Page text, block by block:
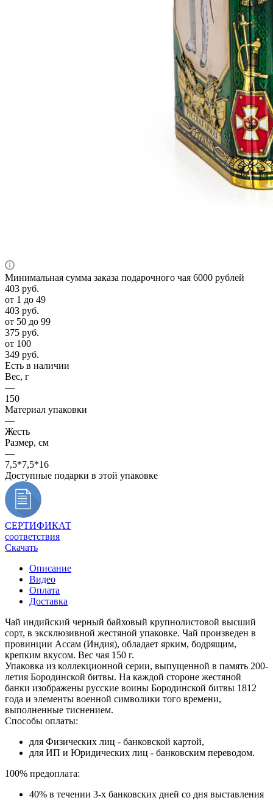
Минимальная сумма заказа подарочного чая 6000 рублей
403 руб.
от 1 до 49
403 руб.
от 50 до 99
375 руб.
от 100
349 руб.
Есть в наличии
Вес, г
—
150
Материал упаковки
—
Жесть
Размер, см
—
7,5*7,5*16
Доступные подарки в этой упаковке
СЕРТИФИКАТ
соответствия
Скачать
Описание
Видео
Оплата
Доставка
Чай индийский черный байховый крупнолистовой высший
сорт, в эксклюзивной жестяной упаковке. Чай произведен в
провинции Ассам (Индия), обладает ярким, бодрящим,
крепким вкусом. Вес чая 150 г.
Упаковка из коллекционной серии, выпущенной в память 200-
летия Бородинской битвы. На каждой стороне жестяной
банки изображены русские воины Бородинской битвы 1812
года и элементы военной символики того времени,
выполненные тиснением.
Способы оплаты:
для Физических лиц - банковской картой,
для ИП и Юридических лиц - банковским переводом.
100% предоплата:
40% в течении 3-х банковских дней со дня выставления